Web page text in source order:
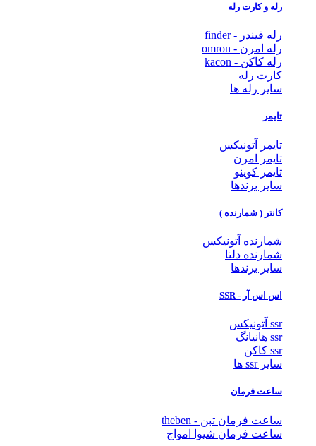
رله و کارت رله
رله فیندر - finder
رله امرن - omron
رله کاکن - kacon
کارت رله
سایر رله ها
تایمر
تایمر آتونیکس
تایمر امرن
تایمر کوینو
سایر برندها
کانتر ( شمارنده )
شمارنده آتونیکس
شمارنده دلتا
سایر برندها
اس اس آر - SSR
ssr آتونیکس
ssr هانیانگ
ssr کاکن
سایر ssr ها
ساعت فرمان
ساعت فرمان تبن - theben
ساعت فرمان شیوا امواج